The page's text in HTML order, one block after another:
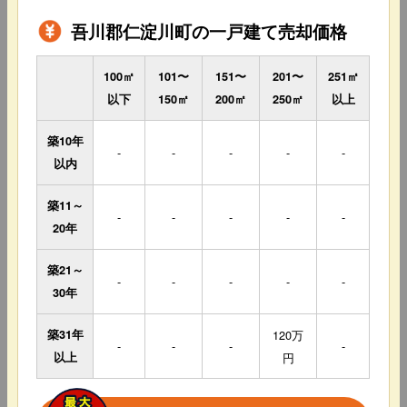
吾川郡仁淀川町の一戸建て売却価格
100㎡
以下
101〜
150㎡
151〜
200㎡
201〜
250㎡
251㎡
以上
築10年
以内
- - - - -
築11～
20年
- - - - -
築21～
30年
- - - - -
築31年
以上
- - -
120万
円
-